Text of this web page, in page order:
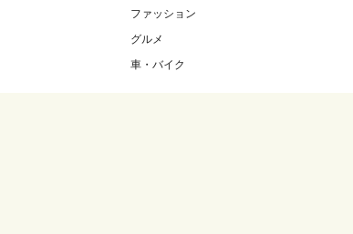
ファッション
グルメ
車・バイク